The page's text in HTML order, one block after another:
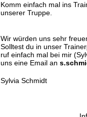
Komm einfach mal ins
unserer Truppe.
Wir würden uns sehr
Solltest du in unser
ruf einfach mal bei mir
uns eine Email an
Sylvia Schmidt